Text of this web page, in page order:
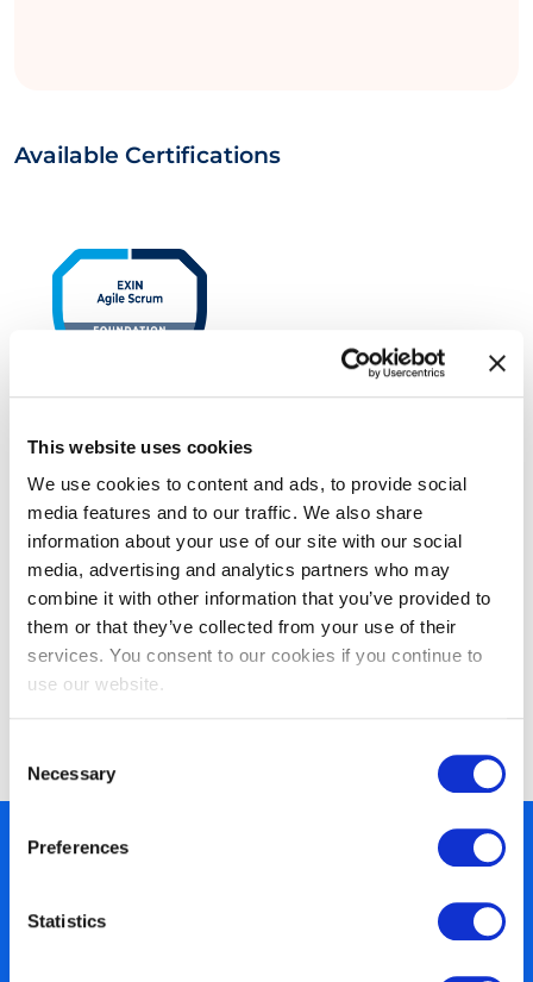
This website uses cookies
We use cookies to content and ads, to provide social
media features and to our traffic. We also share
information about your use of our site with our social
media, advertising and analytics partners who may
combine it with other information that you’ve provided to
them or that they’ve collected from your use of their
services. You consent to our cookies if you continue to
use our website.
Selection
Necessary
Preferences
Statistics
Available Certifications
EXIN Agile Scrum Foundation
450+ parceiros
Quase 3 milhões de certificados